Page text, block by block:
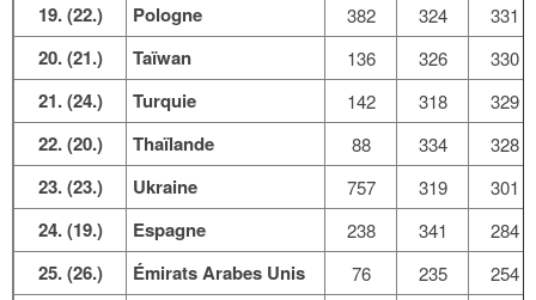
19. (22.) Pologne 382 324 331
20. (21.) Taïwan 136 326 330
21. (24.) Turquie 142 318 329
22. (20.) Thaïlande 88 334 328
23. (23.) Ukraine 757 319 301
24. (19.) Espagne 238 341 284
25. (26.) Émirats Arabes Unis 76 235 254